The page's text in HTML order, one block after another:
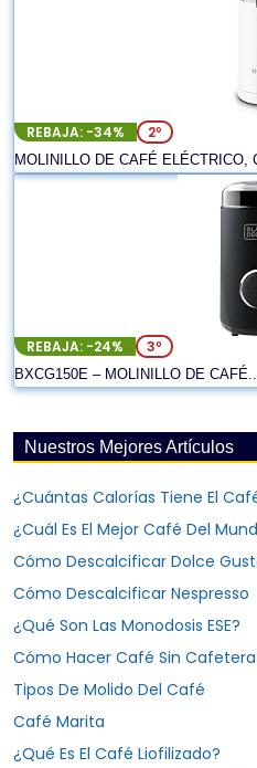
REBAJA: -34% 2º
MOLINILLO DE CAFÉ ELÉCTRICO,
REBAJA: -24% 3º
BXCG150E – MOLINILLO DE CAFÉ...
Nuestros Mejores Artículos
¿Cuántas Calorías Tiene El
¿Cuál Es El Mejor Café Del
Cómo Descalcificar Dolce
Cómo Descalcificar Nespresso
¿Qué Son Las Monodosis ESE?
Cómo Hacer Café Sin Cafetera
Tipos De Molido Del Café
Café Marita
¿Qué Es El Café Liofilizado?